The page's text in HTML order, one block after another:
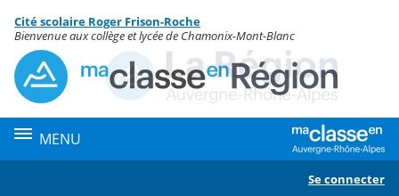
Menu de la rubrique
Contenu
Cité scolaire Roger Frison-Roche
Bienvenue aux collège et lycée de Chamonix-Mont-Blanc
MENU
Se connecter